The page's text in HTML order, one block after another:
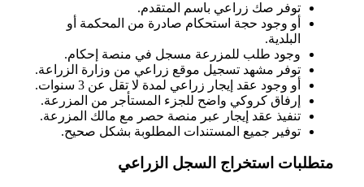
توفر صك زراعي باسم المتقدم.
أو وجود حجة استحكام صادرة من المحكمة أو
البلدية.
وجود طلب للمزرعة مسجل في منصة إحكام.
توفر مشهد تسجيل موقع زراعي من وزارة الزراعة.
أو وجود عقد إيجار زراعي لمدة لا تقل عن 3 سنوات.
إرفاق كروكي واضح للجزء المستأجر من المزرعة.
تنفيذ عقد إيجار عبر منصة حصر مع مالك المزرعة.
توفير جميع المستندات المطلوبة بشكل صحيح.
متطلبات استخراج السجل الزراعي